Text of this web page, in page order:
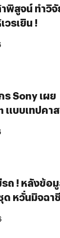
พิสูจน์ ทำวิจั
วรเยิน !
Sony เผย
แบบเทปคา
ถ ! หลังข้อ
หวั่นมิจฉา
ด ไม่ใช่แฮกเ